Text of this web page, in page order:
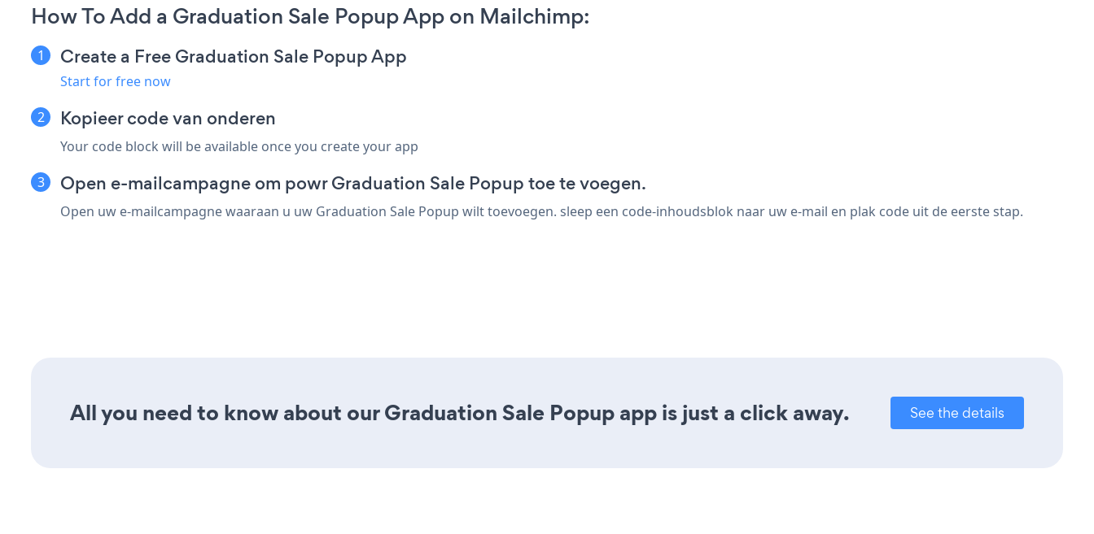
How To Add a Graduation Sale Popup App on Mailchimp:
Create a Free Graduation Sale Popup App
Start for free now
Kopieer code van onderen
Your code block will be available once you create your app
Open e-mailcampagne om powr Graduation Sale Popup toe te voegen.
Open uw e-mailcampagne waaraan u uw Graduation Sale Popup wilt toevoegen. sleep een code-inhoudsblok naar uw e-mail en plak code uit de eerste stap.
All you need to know about our Graduation Sale Popup app is just a click away. See the details